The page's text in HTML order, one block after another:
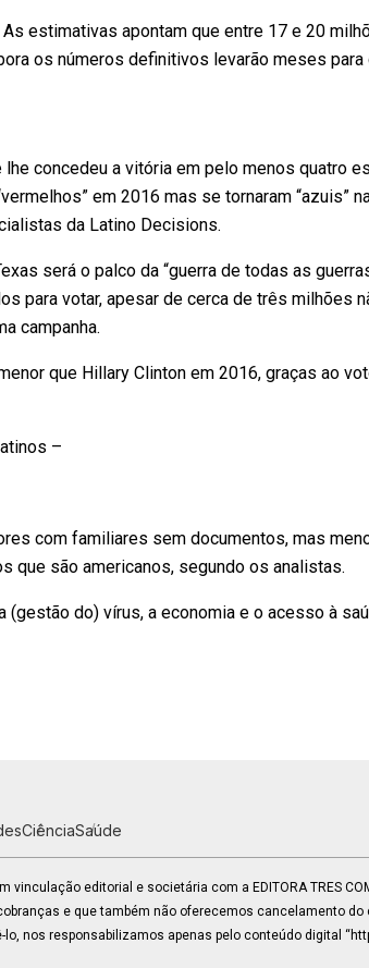
estimativas apontam que entre 17 e 20
os números definitivos levarão meses para
concedeu a vitória em pelo menos quatro
em 2016 mas se tornaram “azuis”
da Latino Decisions.
será o palco da “guerra de todas as
para votar, apesar de cerca de três milhões
campanha.
que Hillary Clinton em 2016, graças ao
–
com familiares sem documentos, mas
que são americanos, segundo os analistas.
do) vírus, a economia e o acesso à
CiênciaSaúde
vinculação editorial e societária com a EDITORA TRES
e que também não oferecemos cancelamento
nos responsabilizamos apenas pelo conteúdo digital